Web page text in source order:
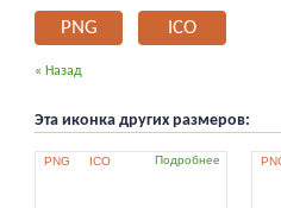
PNG ICO
« Назад
Эта иконка других размеров:
PNG ICO Подробнее